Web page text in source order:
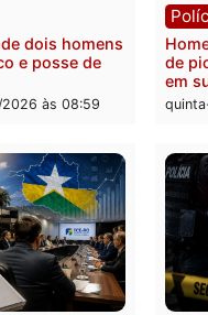
no tórax
2026 às 09:24